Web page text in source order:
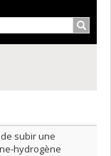
subir une
hydrogène